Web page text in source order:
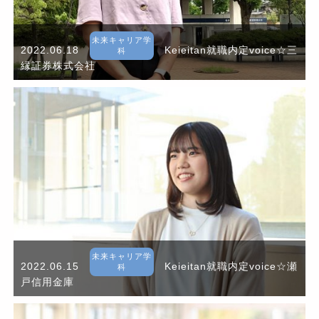
2022.06.18
未来キャリア学
科
Keieitan就職内定voice☆三
縁証券株式会社
2022.06.15
未来キャリア学
科
Keieitan就職内定voice☆瀬
戸信用金庫